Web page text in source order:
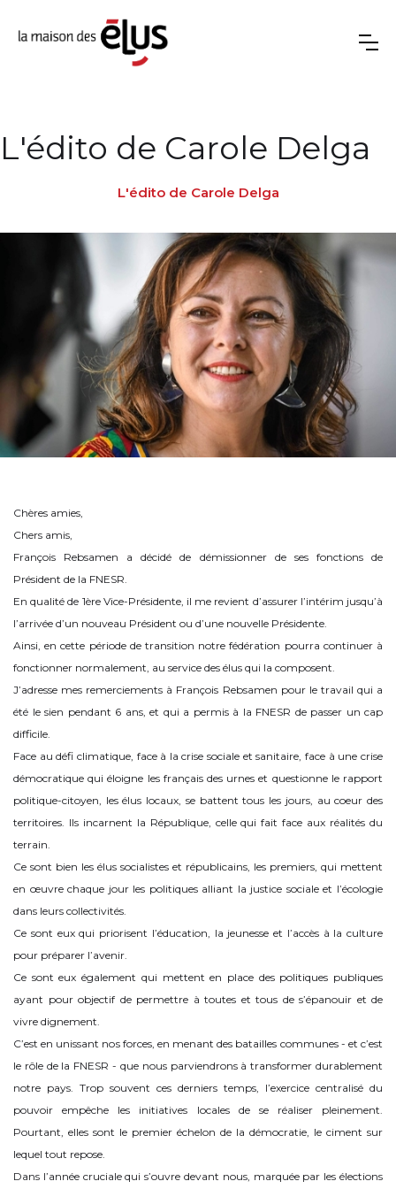
L'édito de Carole Delga
L'édito de Carole Delga
Chères amies,
Chers amis,
François Rebsamen a décidé de démissionner de ses fonctions de
Président de la FNESR.
En qualité de 1ère Vice-Présidente, il me revient d’assurer l’intérim jusqu’à
l’arrivée d’un nouveau Président ou d’une nouvelle Présidente.
Ainsi, en cette période de transition notre fédération pourra continuer à
fonctionner normalement, au service des élus qui la composent.
J’adresse mes remerciements à François Rebsamen pour le travail qui a
été le sien pendant 6 ans, et qui a permis à la FNESR de passer un cap
difficile.
Face au défi climatique, face à la crise sociale et sanitaire, face à une crise
démocratique qui éloigne les français des urnes et questionne le rapport
politique-citoyen, les élus locaux, se battent tous les jours, au coeur des
territoires. Ils incarnent la République, celle qui fait face aux réalités du
terrain.
Ce sont bien les élus socialistes et républicains, les premiers, qui mettent
en œuvre chaque jour les politiques alliant la justice sociale et l’écologie
dans leurs collectivités.
Ce sont eux qui priorisent l’éducation, la jeunesse et l’accès à la culture
pour préparer l’avenir.
Ce sont eux également qui mettent en place des politiques publiques
ayant pour objectif de permettre à toutes et tous de s’épanouir et de
vivre dignement.
C’est en unissant nos forces, en menant des batailles communes - et c’est
le rôle de la FNESR - que nous parviendrons à transformer durablement
notre pays. Trop souvent ces derniers temps, l’exercice centralisé du
pouvoir empêche les initiatives locales de se réaliser pleinement.
Pourtant, elles sont le premier échelon de la démocratie, le ciment sur
lequel tout repose.
Dans l’année cruciale qui s’ouvre devant nous, marquée par les élections